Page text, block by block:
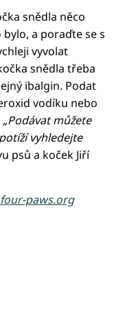
snědla něco
a poraďte se s
vyvolat
snědla třeba
ibalgin. Podat
vodíku nebo
„Podávat můžete
vyhledejte
psů a koček Jiří
four-paws.org